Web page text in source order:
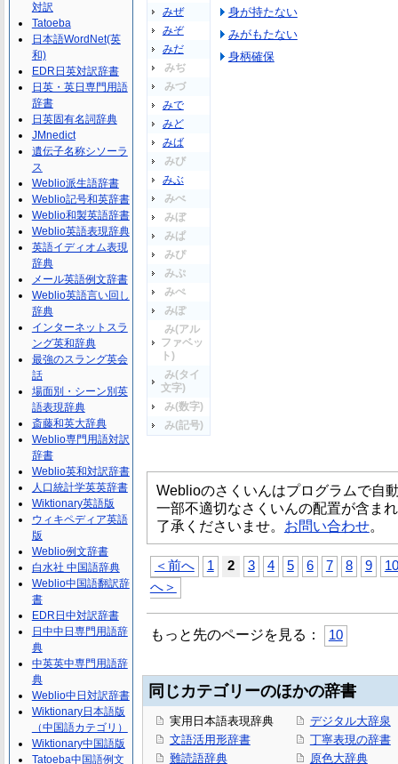
みぜ
みぞ
みだ
みぢ
みづ
みで
みど
みば
みび
みぶ
みべ
みぼ
みぱ
みぴ
みぷ
みぺ
みぽ
み(アル
ファベッ
ト)
み(タイ
文字)
み(数字)
み(記号)
身が持たない
みがもたない
身柄確保
Weblioのさくいんはプログラムで自
一部不適切なさくいんの配置が含ま
了承くださいませ。 お問い合わせ。
＜前へ 1 2 3 4 5 6 7 8 9
10
へ＞
もっと先のページを見る： 10
同じカテゴリーのほかの辞書
実用日本語表現辞典
文語活用形辞書
難読語辞典
デジタル大辞泉
丁寧表現の辞書
原色大辞典
対訳
Tatoeba
日本語WordNet(英
和)
EDR日英対訳辞書
日英・英日専門用語
辞書
日英固有名詞辞典
JMnedict
遺伝子名称シソーラ
ス
Weblio派生語辞書
Weblio記号和英辞書
Weblio和製英語辞書
Weblio英語表現辞典
英語イディオム表現
辞典
メール英語例文辞書
Weblio英語言い回し
辞典
インターネットスラ
ング英和辞典
最強のスラング英会
話
場面別・シーン別英
語表現辞典
斎藤和英大辞典
Weblio専門用語対訳
辞書
Weblio英和対訳辞書
人口統計学英英辞書
Wiktionary英語版
ウィキペディア英語
版
Weblio例文辞書
白水社 中国語辞典
Weblio中国語翻訳辞
書
EDR日中対訳辞書
日中中日専門用語辞
典
中英英中専門用語辞
典
Weblio中日対訳辞書
Wiktionary日本語版
（中国語カテゴリ）
Wiktionary中国語版
Tatoeba中国語例文